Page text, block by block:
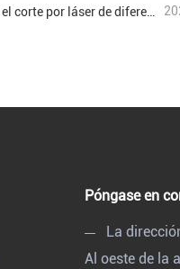
Precauciones para el corte por láser de diferentes placas en el procesamiento de chapa.
Póngase en
La
Al oeste de la